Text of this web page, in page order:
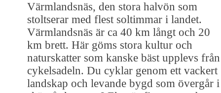
Värmlandsnäs, den stora halvön som
stoltserar med flest soltimmar i landet.
Värmlandsnäs är ca 40 km långt och 20
km brett. Här göms stora kultur och
naturskatter som kanske bäst upplevs från
cykelsadeln. Du cyklar genom ett vackert
landskap och levande bygd som övergår i